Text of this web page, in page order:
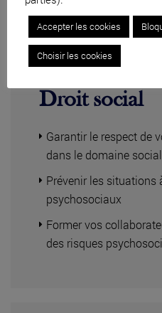
Droit social
Garantir le respect de
dans le domaine social
Prévenir les situations
psychosociaux
Former vos
des risques
Accepter les cookies
Choisir les cookies